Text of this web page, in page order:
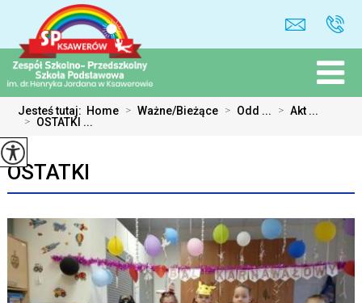
Jesteś tutaj: Home > Ważne/Bieżące > Odd ... > Akt ...
> OSTATKI ...
OSTATKI